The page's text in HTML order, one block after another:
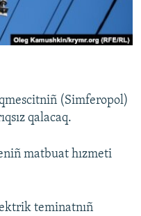
(Simferopol)
qalacaq.
matbuat hızmeti
teminatnıñ